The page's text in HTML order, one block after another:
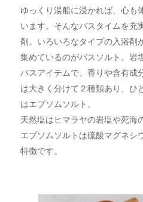
ゆっくり湯船に浸かれば、心も
います。そんなバスタイムを充
剤。いろいろなタイプの入浴剤
集めているのがバスソルト。岩
バスアイテムで、香りや含有成
は大きく分けて２種類あり、ひ
はエプソムソルト。
天然塩はヒマラヤの岩塩や死海
エプソムソルトは硫酸マグネシ
特徴です。